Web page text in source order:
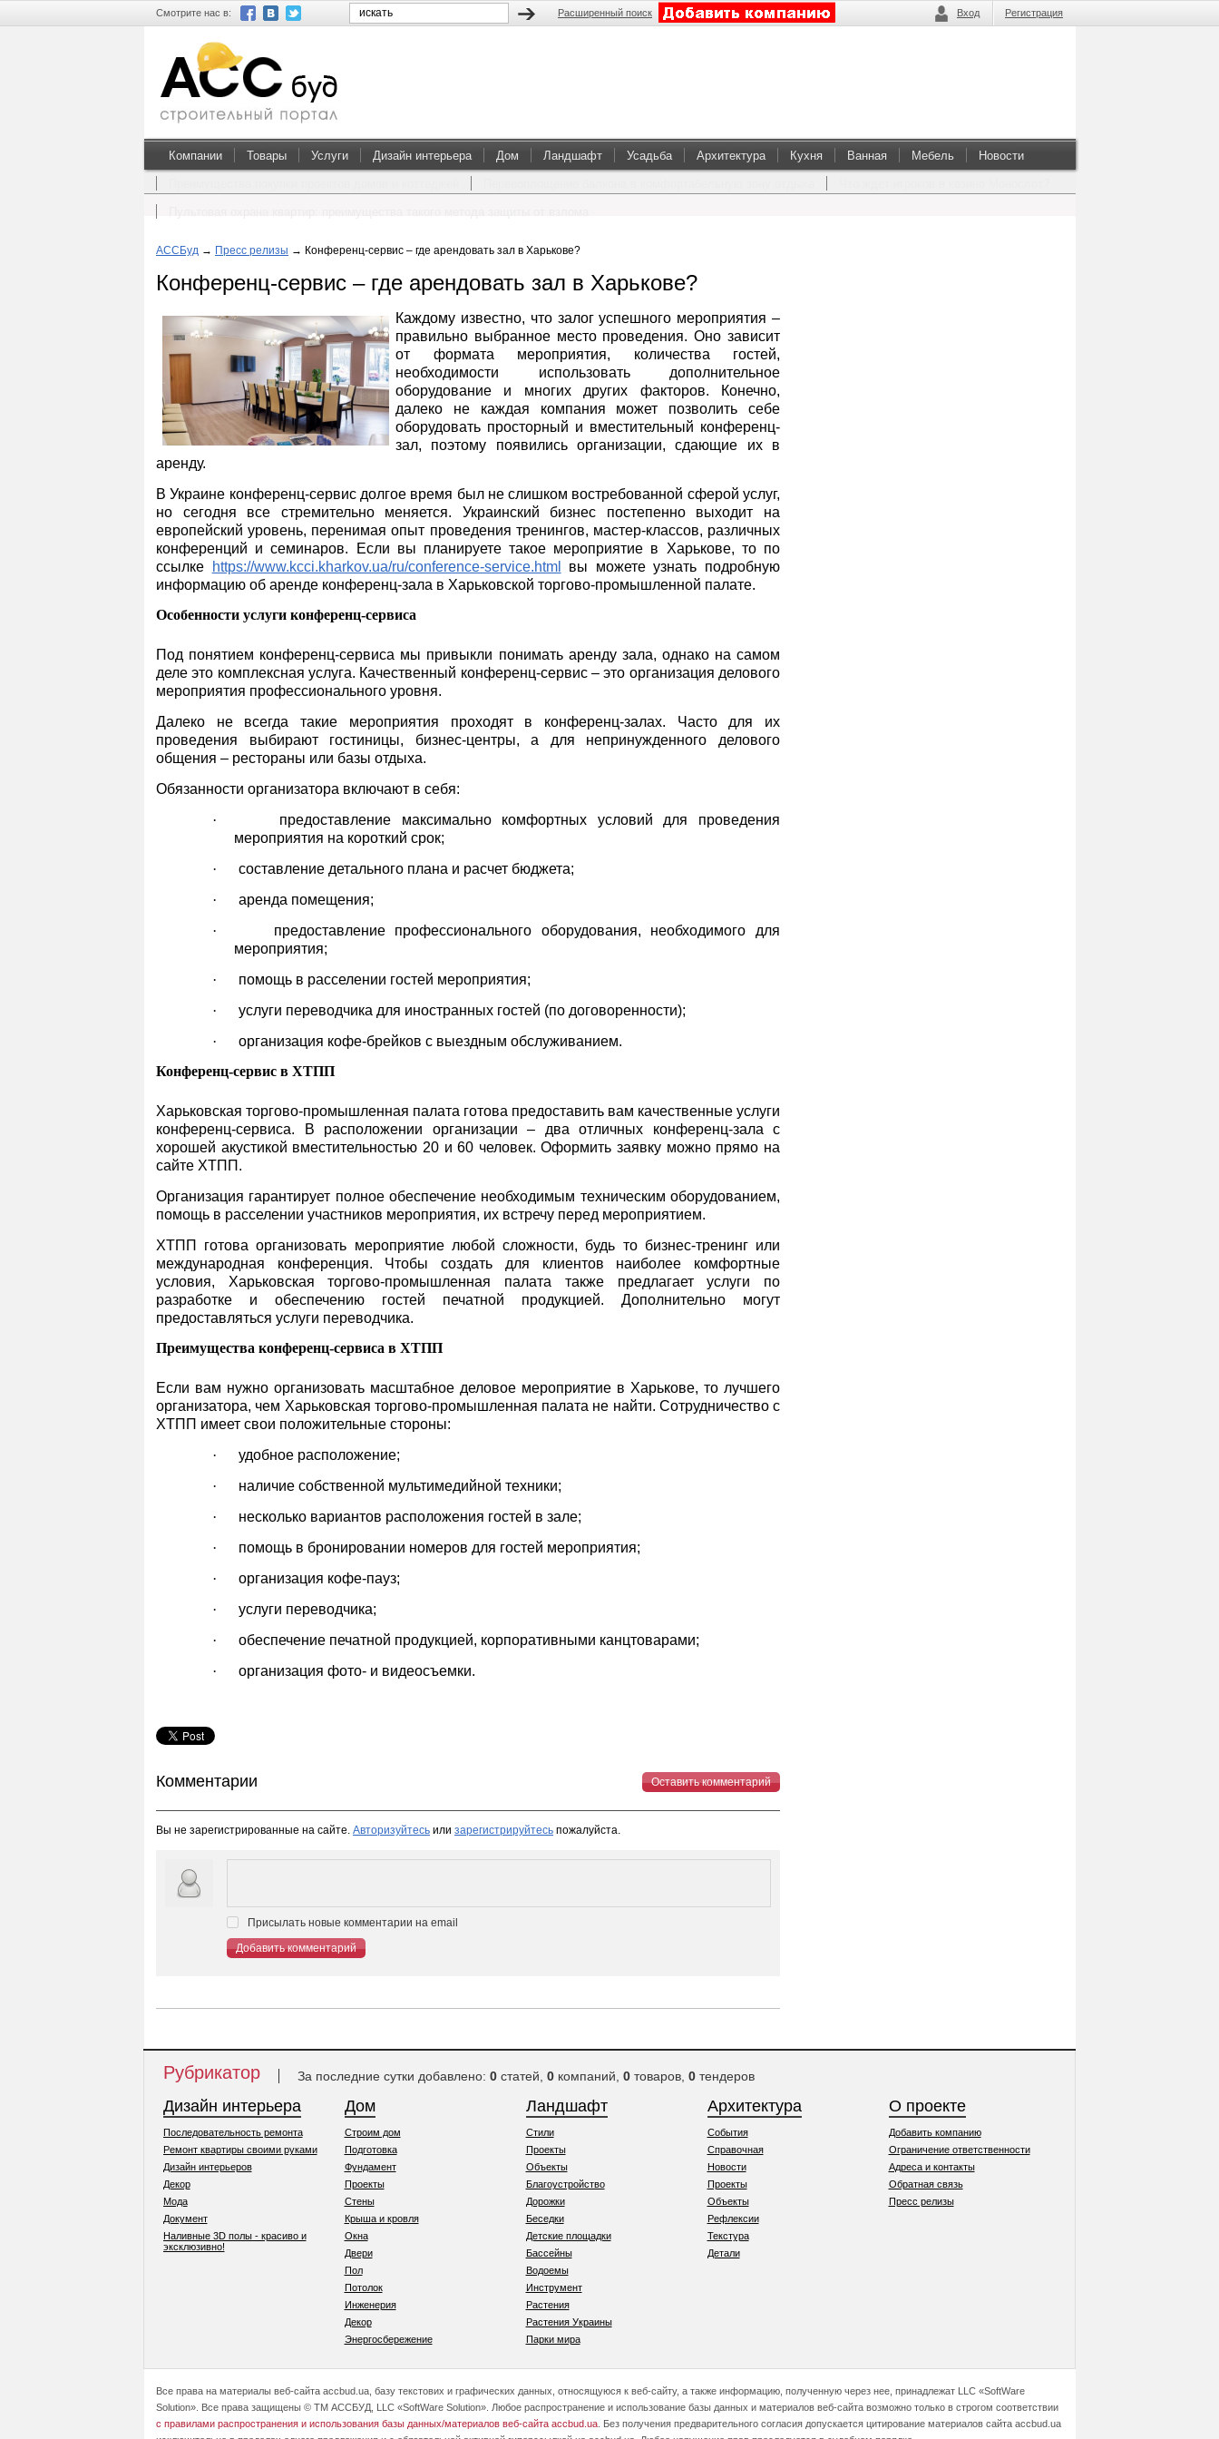
Смотрите нас в: Расширенный поиск Вход Регистрация
Компании Товары Услуги Дизайн интерьера Дом Ландшафт Усадьба Архитектура Кухня Ванная Мебель Новости
АССБуд → Пресс релизы → Конференц-сервис – где арендовать зал в Харькове?
Конференц-сервис – где арендовать зал в Харькове?
Каждому известно, что залог успешного мероприятия –
правильно выбранное место проведения. Оно зависит
от формата мероприятия, количества гостей,
необходимости использовать дополнительное
оборудование и многих других факторов. Конечно,
далеко не каждая компания может позволить себе
оборудовать просторный и вместительный конференц-
зал, поэтому появились организации, сдающие их в
аренду.
В Украине конференц-сервис долгое время был не слишком востребованной сферой услуг,
но сегодня все стремительно меняется. Украинский бизнес постепенно выходит на
европейский уровень, перенимая опыт проведения тренингов, мастер-классов, различных
конференций и семинаров. Если вы планируете такое мероприятие в Харькове, то по
ссылке
https://www.kcci.kharkov.ua/ru/conference-service.html
вы можете узнать подробную
информацию об аренде конференц-зала в Харьковской торгово-промышленной палате.
Особенности услуги конференц-сервиса
Под понятием конференц-сервиса мы привыкли понимать аренду зала, однако на самом
деле это комплексная услуга. Качественный конференц-сервис – это организация делового
мероприятия профессионального уровня.
Далеко не всегда такие мероприятия проходят в конференц-залах. Часто для их
проведения выбирают гостиницы, бизнес-центры, а для непринужденного делового
общения – рестораны или базы отдыха.
Обязанности организатора включают в себя:
·
предоставление максимально комфортных условий для проведения
мероприятия на короткий срок;
·
составление детального плана и расчет бюджета;
·
аренда помещения;
·
предоставление профессионального оборудования, необходимого для
мероприятия;
·
помощь в расселении гостей мероприятия;
·
услуги переводчика для иностранных гостей (по договоренности);
·
организация кофе-брейков с выездным обслуживанием.
Конференц-сервис в ХТПП
Харьковская торгово-промышленная палата готова предоставить вам качественные услуги
конференц-сервиса. В расположении организации – два отличных конференц-зала с
хорошей акустикой вместительностью 20 и 60 человек. Оформить заявку можно прямо на
сайте ХТПП.
Организация гарантирует полное обеспечение необходимым техническим оборудованием,
помощь в расселении участников мероприятия, их встречу перед мероприятием.
ХТПП готова организовать мероприятие любой сложности, будь то бизнес-тренинг или
международная конференция. Чтобы создать для клиентов наиболее комфортные
условия, Харьковская торгово-промышленная палата также предлагает услуги по
разработке и обеспечению гостей печатной продукцией. Дополнительно могут
предоставляться услуги переводчика.
Преимущества конференц-сервиса в ХТПП
Если вам нужно организовать масштабное деловое мероприятие в Харькове, то лучшего
организатора, чем Харьковская торгово-промышленная палата не найти. Сотрудничество с
ХТПП имеет свои положительные стороны:
·
удобное расположение;
·
наличие собственной мультимедийной техники;
·
несколько вариантов расположения гостей в зале;
·
помощь в бронировании номеров для гостей мероприятия;
·
организация кофе-пауз;
·
услуги переводчика;
·
обеспечение печатной продукцией, корпоративными канцтоварами;
·
организация фото- и видеосъемки.
Комментарии Оставить комментарий
Вы не зарегистрированные на сайте. Авторизуйтесь или зарегистрируйтесь пожалуйста.
Присылать новые комментарии на email
Добавить комментарий
Рубрикатор За последние сутки добавлено: 0статей, 0компаний, 0товаров, 0тендеров
Дизайн интерьера
Последовательность ремонта
Ремонт квартиры своими руками
Дизайн интерьеров
Декор
Мода
Документ
Наливные 3D полы - красиво и
эксклюзивно!
Дом
Строим дом
Подготовка
Фундамент
Проекты
Стены
Крыша и кровля
Окна
Двери
Пол
Потолок
Инженерия
Декор
Энергосбережение
Ландшафт
Стили
Проекты
Объекты
Благоустройство
Дорожки
Беседки
Детские площадки
Бассейны
Водоемы
Инструмент
Растения
Растения Украины
Парки мира
Архитектура
События
Справочная
Новости
Проекты
Объекты
Рефлексии
Текстура
Детали
О проекте
Добавить компанию
Ограничение ответственности
Адреса и контакты
Обратная связь
Пресс релизы
Все права на материалы веб-сайта accbud.ua, базу текстових и графических данных, относящуюся к веб-сайту, а также информацию, полученную через нее, принадлежат LLC «SoftWare
Solution». Все права защищены © ТМ АССБУД, LLC «SoftWare Solution». Любое распространение и использование базы данных и материалов веб-сайта возможно только в строгом соответствии
с правилами распространения и использования базы данных/материалов веб-сайта accbud.ua . Без получения предварительного согласия допускается цитирование материалов сайта accbud.ua